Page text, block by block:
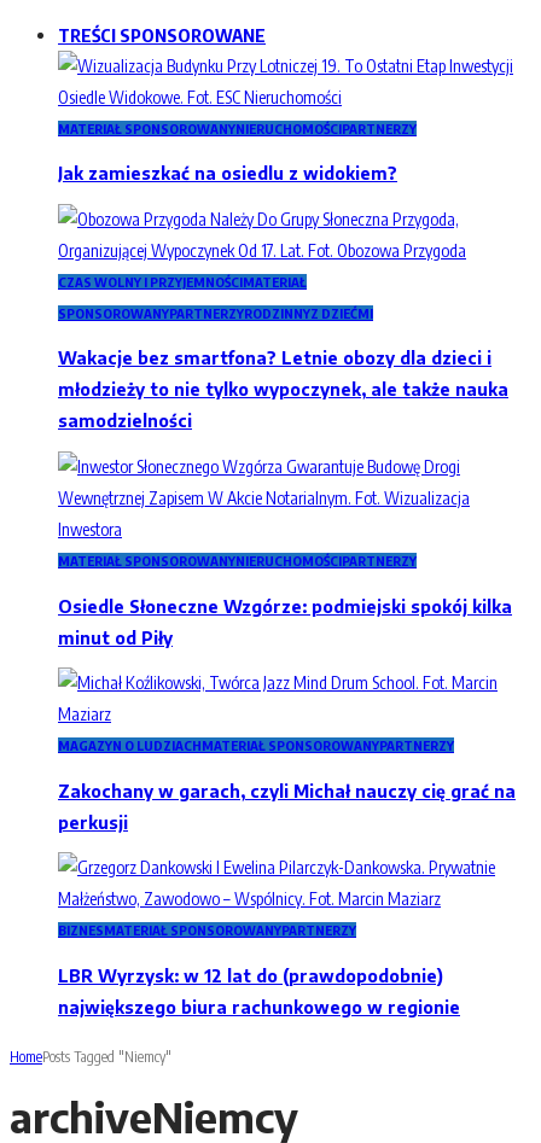
TREŚCI SPONSOROWANE
MATERIAŁ SPONSOROWANYNIERUCHOMOŚCIPARTNERZY
Jak zamieszkać na osiedlu z widokiem?
CZAS WOLNY I PRZYJEMNOŚCIMATERIAŁ
SPONSOROWANYPARTNERZYRODZINNYZ DZIEĆMI
Wakacje bez smartfona? Letnie obozy dla dzieci i
młodzieży to nie tylko wypoczynek, ale także nauka
samodzielności
MATERIAŁ SPONSOROWANYNIERUCHOMOŚCIPARTNERZY
Osiedle Słoneczne Wzgórze: podmiejski spokój kilka
minut od Piły
MAGAZYN O LUDZIACHMATERIAŁ SPONSOROWANYPARTNERZY
Zakochany w garach, czyli Michał nauczy cię grać na
perkusji
BIZNESMATERIAŁ SPONSOROWANYPARTNERZY
LBR Wyrzysk: w 12 lat do (prawdopodobnie)
największego biura rachunkowego w regionie
HomePosts Tagged "Niemcy"
archiveNiemcy